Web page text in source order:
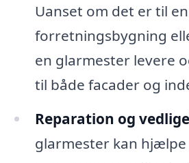
Uanset om det er til en
forretningsbygning
en glarmester levere
til både facader og
Reparation og
glarmester kan hjælpe